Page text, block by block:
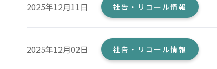
2025年12月11日 社告・リコール情報
2025年12月02日 社告・リコール情報